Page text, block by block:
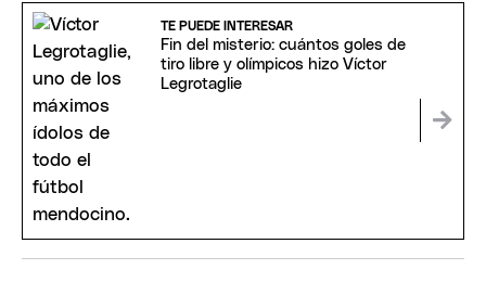
TE PUEDE INTERESAR
Fin del misterio: cuántos goles de
tiro libre y olímpicos hizo Víctor
Legrotaglie